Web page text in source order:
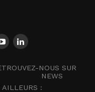
NOUS SUR
NEWS
AILLEURS :